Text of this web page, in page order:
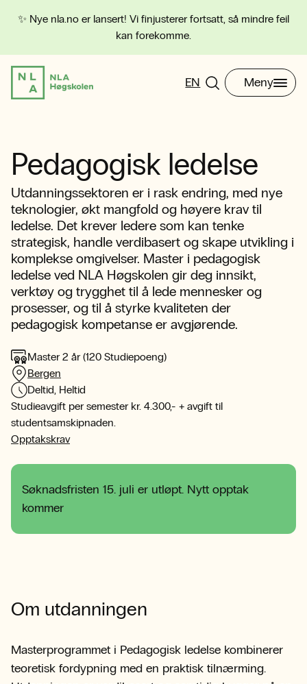
✨ Nye nla.no er lansert! Vi finjusterer fortsatt, så mindre feil
kan forekomme.
EN Meny
Pedagogisk ledelse
Utdanningssektoren er i rask endring, med nye
teknologier, økt mangfold og høyere krav til
ledelse. Det krever ledere som kan tenke
strategisk, handle verdibasert og skape utvikling i
komplekse omgivelser. Master i pedagogisk
ledelse ved NLA Høgskolen gir deg innsikt,
verktøy og trygghet til å lede mennesker og
prosesser, og til å styrke kvaliteten der
pedagogisk kompetanse er avgjørende.
Master 2 år (120 Studiepoeng)
Bergen
Deltid, Heltid
Studieavgift per semester kr. 4.300,- + avgift til
studentsamskipnaden.
Opptakskrav
Søknadsfristen 15. juli er utløpt. Nytt opptak
kommer
Om utdanningen
Masterprogrammet i Pedagogisk ledelse kombinerer
teoretisk fordypning med en praktisk tilnærming.